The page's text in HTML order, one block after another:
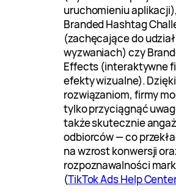
uruchomieniu aplikacji),
Branded Hashtag
(zachęcające do
wyzwaniach) czy
Effects (interaktywne
efekty wizualne).
rozwiązaniom, firmy
tylko przyciągnąć
także skutecznie
odbiorców — co
na wzrost konwersji
rozpoznawalności
(TikTok Ads Help